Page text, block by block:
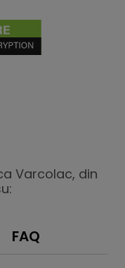
Varcolac, din
FAQ